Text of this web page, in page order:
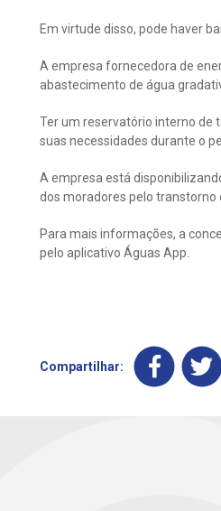
Em virtude disso, pode haver
A empresa fornecedora de
abastecimento de água
Ter um reservatório interno de
suas necessidades durante o
A empresa está
dos moradores pelo transtorno
Para mais informações, a
pelo aplicativo Águas App.
Compartilhar: